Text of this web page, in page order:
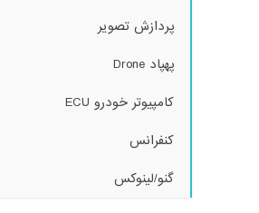
پردازش تصویر
پهپاد Drone
کامپیوتر خودرو ECU
کنفرانس
گنو/لینوکس